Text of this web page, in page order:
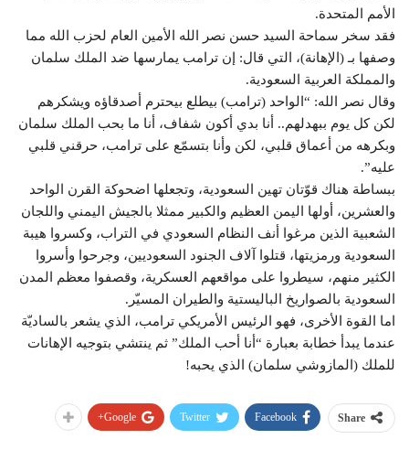
الأمم المتحدة.
فقد سخر سماحة السيد حسن نصر الله الأمين العام لحزب الله مما
وصفها بـ (الإهانة)، التي قال: إن ترامب يمارسها ضد الملك سلمان
والمملكة العربية السعودية.
وقال نصر الله: “الواحد (ترامب) بيطلع بيحترم أصدقاؤه ويشكرهم
لكن كل يوم ببهدلهم.. أنا بدي أكون شفاف، أنا ما بحب الملك سلمان
وبكرهه من أعماق قلبي، لكن وأنا بتسمّع على ترامب، حرقني قلبي
عليه”.
ببساطة هناك قوّتان تهين السعودية، وتجعلها اضحوكة القرن الواحد
والعشرين، أولها اليمن العظيم والكبير ممثلا بالجيش اليمني واللجان
الشعبية الذين مرغوا أنف النظام السعودي في التراب، وكسروا هيبة
السعودية ورمزيتها، قتلوا آلاف الجنود السعوديين، وجرحوا وأسروا
الكثير منهم، سيطروا على مواقعهم العسكرية، وقصفوا معظم المدن
السعودية بالصواريخ الباليستية والطيران المسيّر.
اما القوة الأخرى، فهو الرئيس الأمريكي ترامب، الذي يشعر بالساديّة
عندما يبدأ خطابة بعبارة “أنا أحب الملك” ثم ينتشي بتوجيه الإهانات
للملك (المازوشي سلمان) الذي يحبه!
Share
Facebook
Twitter
Google+